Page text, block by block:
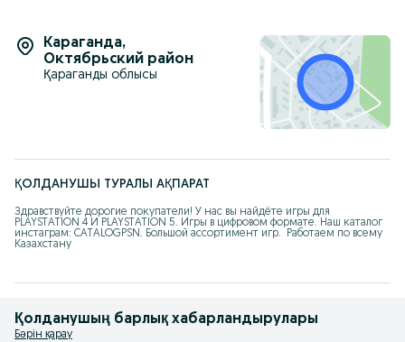
Караганда,
Октябрьский район
Қараганды облысы
ҚОЛДАНУШЫ ТУРАЛЫ АҚПАРАТ
Здравствуйте дорогие покупатели! У нас вы найдёте игры для
PLAYSTATION 4 И PLAYSTATION 5. Игры в цифровом формате. Наш каталог
инстаграм: CATALOGPSN. Большой ассортимент игр.  Работаем по всему
Казахстану
Қолданушың барлық хабарландырулары
Бәрін қарау